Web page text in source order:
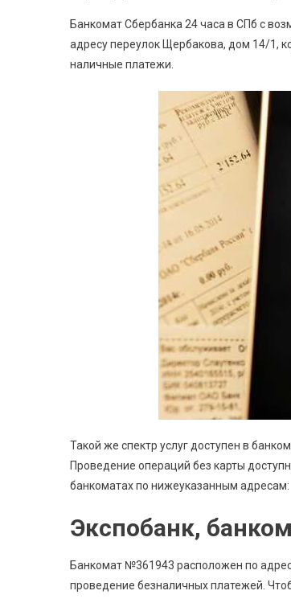
Банкомат Сбербанка 24 часа в СПб с
адресу переулок Щербакова, дом 14/1,
наличные платежи.
Такой же спектр услуг доступен в
Проведение операций без карты
банкоматах по нижеуказанным адресам:
Экспобанк,
Банкомат №361943 расположен по
проведение безналичных платежей.